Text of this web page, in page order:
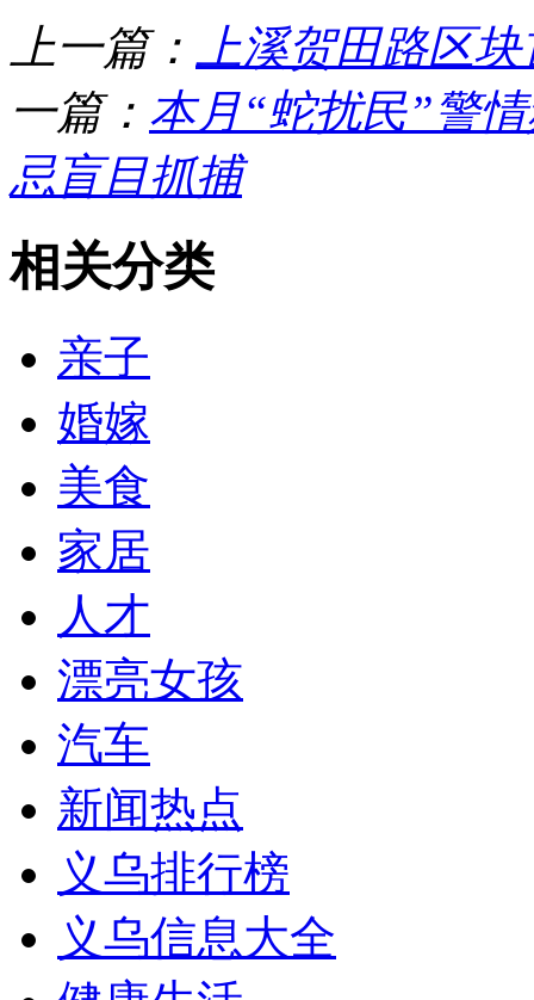
上一篇：
上溪贺田路区
一篇： 本月“蛇扰民”警
忌盲目抓捕
相关分类
亲子
婚嫁
美食
家居
人才
漂亮女孩
汽车
新闻热点
义乌排行榜
义乌信息大全